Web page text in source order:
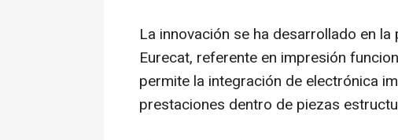
La innovación se ha desarrollado en
Eurecat, referente en impresión
permite la integración de electrónica
prestaciones dentro de piezas